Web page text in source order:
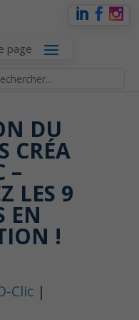
page
DU
CRÉA
–
LES 9
EN
!
Clic |